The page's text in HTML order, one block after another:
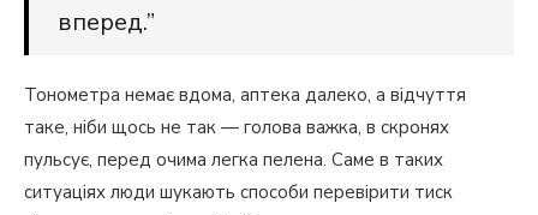
вперед.”
Тонометра немає вдома, аптека далеко, а відчуття
таке, ніби щось не так — голова важка, в скронях
пульсує, перед очима легка пелена. Саме в таких
ситуаціях люди шукають способи перевірити тиск